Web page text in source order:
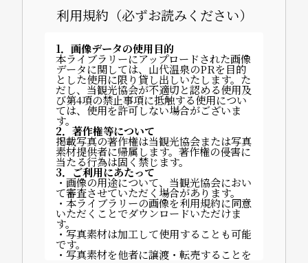
利用規約（必ずお読みください）
1．画像データの使用目的
本ライブラリーにアップロードされた画像
データに関しては、山代温泉のPRを目的
とした使用に限り貸し出しいたします。た
だし、当観光協会が不適切と認める使用及
び第4項の禁止事項に抵触する使用につい
ては、使用を許可しない場合がございま
す。
2．著作権等について
掲載写真の著作権は当観光協会または写真
素材提供者に帰属します。著作権の侵害に
当たる行為は固く禁じます。
3．ご利用にあたって
・画像の用途について、当観光協会におい
て審査させていただく場合があります。
・本ライブラリーの画像を利用規約に同意
いただくことでダウンロードいただけま
す。
・写真素材は加工して使用することも可能
です。
・写真素材を他者に譲渡・転売することを